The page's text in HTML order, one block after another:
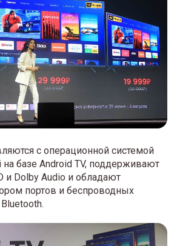
с операционной системой
на базе Android TV, поддерживают
и Dolby Audio и обладают
портов и беспроводных